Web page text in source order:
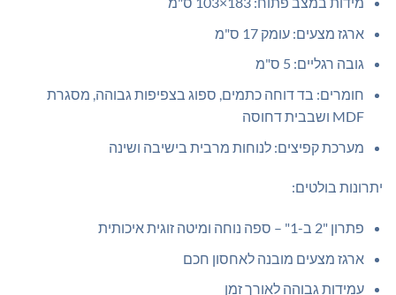
ארגז מצעים: עומק 17 ס"מ
גובה רגליים: 5 ס"מ
חומרים: בד דוחה כתמים, ספוג בצפיפות גבוהה, מסגרת
MDF ושבבית דחוסה
מערכת קפיצים: לנוחות מרבית בישיבה ושינה
יתרונות בולטים:
פתרון "2 ב-1" – ספה נוחה ומיטה זוגית איכותית
ארגז מצעים מובנה לאחסון חכם
עמידות גבוהה לאורך זמן